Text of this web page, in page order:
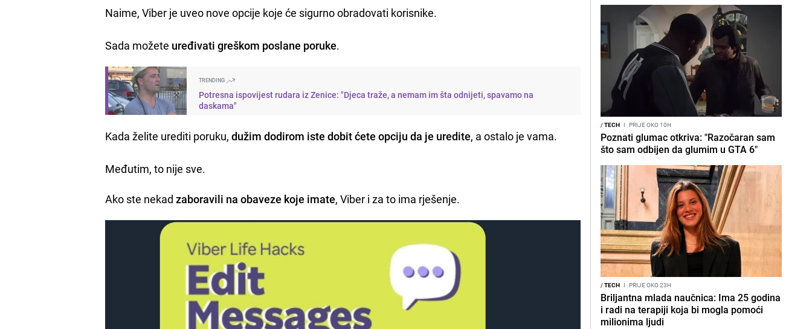
Naime, Viber je uveo nove opcije koje će sigurno obradovati korisnike.
Sada možete uređivati greškom poslane poruke.
TRENDING
Potresna ispovijest rudara iz Zenice: "Djeca traže, a nemam im šta odnijeti, spavamo na
daskama"
Kada želite urediti poruku,dužim dodirom iste dobit ćete opciju da je uredite, a ostalo je vama.
Međutim, to nije sve.
Ako ste nekadzaboravili na obaveze koje imate, Viber i za to ima rješenje.
/TECH I PRIJE OKO 10H
Poznati glumac otkriva: "Razočaran sam
što sam odbijen da glumim u GTA 6"
/TECH I PRIJE OKO 23H
Briljantna mlada naučnica: Ima 25 godina
i radi na terapiji koja bi mogla pomoći
milionima ljudi